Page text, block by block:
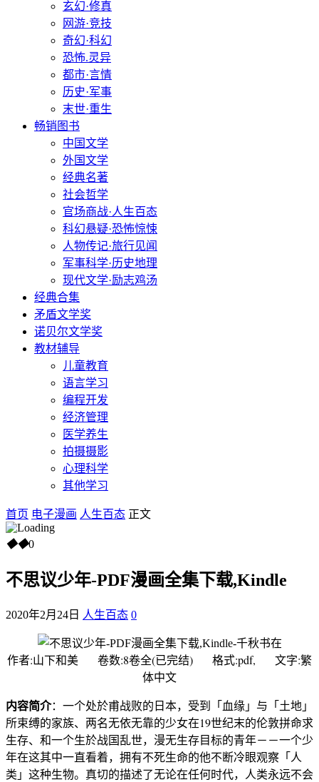
玄幻·修真
网游·竞技
奇幻·科幻
恐怖.灵异
都市·言情
历史·军事
末世·重生
畅销图书
中国文学
外国文学
经典名著
社会哲学
官场商战·人生百态
科幻悬疑·恐怖惊悚
人物传记·旅行见闻
军事科学·历史地理
现代文学·励志鸡汤
经典合集
矛盾文学奖
诺贝尔文学奖
教材辅导
儿童教育
语言学习
编程开发
经济管理
医学养生
拍摄摄影
心理科学
其他学习
首页 电子漫画 人生百态 正文
◆◆0
不思议少年-PDF漫画全集下载,Kindle
2020年2月24日 人生百态 0
作者:山下和美 卷数:8卷全(已完结) 格式:pdf, 文字:繁
体中文
内容简介：一个处於甫战败的日本，受到「血缘」与「土地」
所束缚的家族、两名无依无靠的少女在19世纪末的伦敦拼命求
生存、和一个生於战国乱世，漫无生存目标的青年－－一个少
年在这其中一直看着，拥有不死生命的他不断冷眼观察「人
类」这种生物。真切的描述了无论在任何时代，人类永远不会